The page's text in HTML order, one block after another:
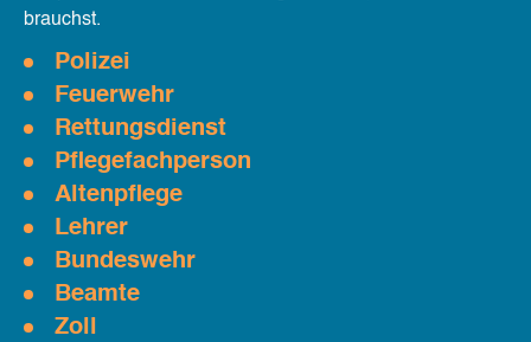
brauchst.
Polizei
Feuerwehr
Rettungsdienst
Pflegefachperson
Altenpflege
Lehrer
Bundeswehr
Beamte
Zoll